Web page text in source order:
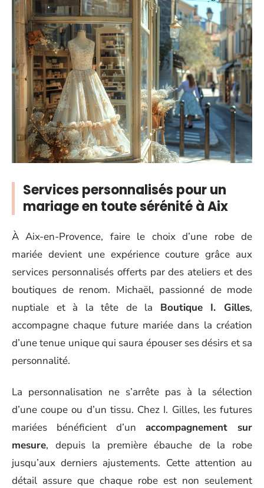
Services personnalisés pour un
mariage en toute sérénité à Aix
À Aix-en-Provence, faire le choix d’une robe de
mariée devient une expérience couture grâce aux
services personnalisés offerts par des ateliers et des
boutiques de renom. Michaël, passionné de mode
nuptiale et à la tête de la Boutique I. Gilles,
accompagne chaque future mariée dans la création
d’une tenue unique qui saura épouser ses désirs et sa
personnalité.
La personnalisation ne s’arrête pas à la sélection
d’une coupe ou d’un tissu. Chez I. Gilles, les futures
mariées bénéficient d’un accompagnement sur
mesure, depuis la première ébauche de la robe
jusqu’aux derniers ajustements. Cette attention au
détail assure que chaque robe est non seulement